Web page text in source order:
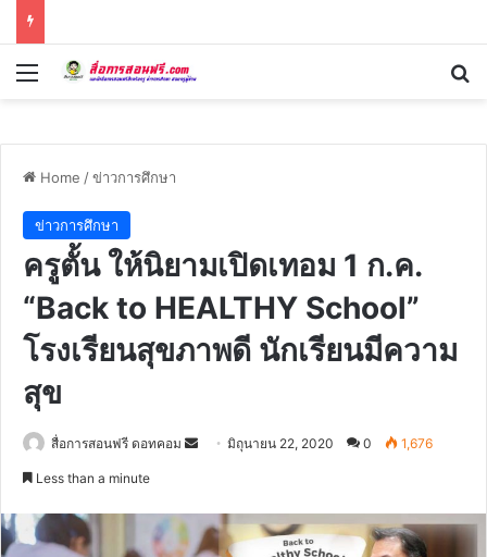
Menu
Home /ข่าวการศึกษา
ข่าวการศึกษา
ครูตั้น ให้นิยามเปิดเทอม 1 ก.ค.
“Back to HEALTHY School”
โรงเรียนสุขภาพดี นักเรียนมีความ
สุข
สื่อการสอนฟรี ดอทคอม
Sendมิถุนายน 22, 2020 0 1,676
Less than a minute